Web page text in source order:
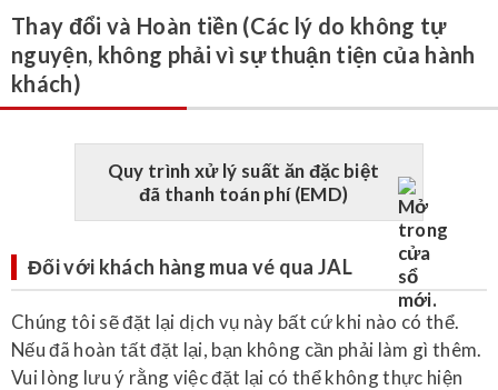
Thay đổi và Hoàn tiền (Các lý do không tự
nguyện, không phải vì sự thuận tiện của hành
khách)
Quy trình xử lý suất ăn đặc biệt
đã thanh toán phí (EMD)
Đối với khách hàng mua vé qua JAL
Chúng tôi sẽ đặt lại dịch vụ này bất cứ khi nào có thể.
Nếu đã hoàn tất đặt lại, bạn không cần phải làm gì thêm.
Vui lòng lưu ý rằng việc đặt lại có thể không thực hiện